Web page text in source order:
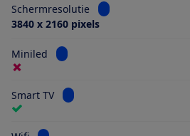
Schermresolutie
Bekijk informatie
3840 x 2160 pixels
Miniled Bekijk informatie voor
Smart TV Bekijk informatie voor